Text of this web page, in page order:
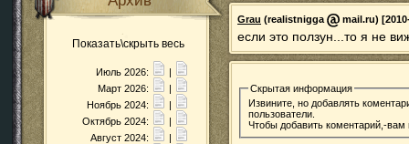
Показать\скрыть весь
Июль 2026:
|
Март 2026:
|
Ноябрь 2024:
|
Октябрь 2024:
|
Август 2024:
|
Grau (realistnigga mail.ru)
если это ползун...то я не
Скрытая информация
Извините, но добавлять
пользователи.
Чтобы добавить коментарий,-